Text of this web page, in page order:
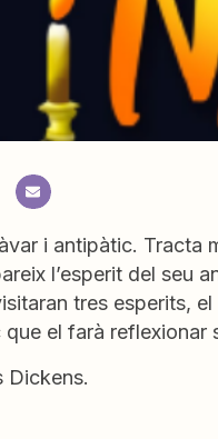
i antipàtic.
l’esperit del seu
tres esperits,
el farà reflexionar
Dickens.